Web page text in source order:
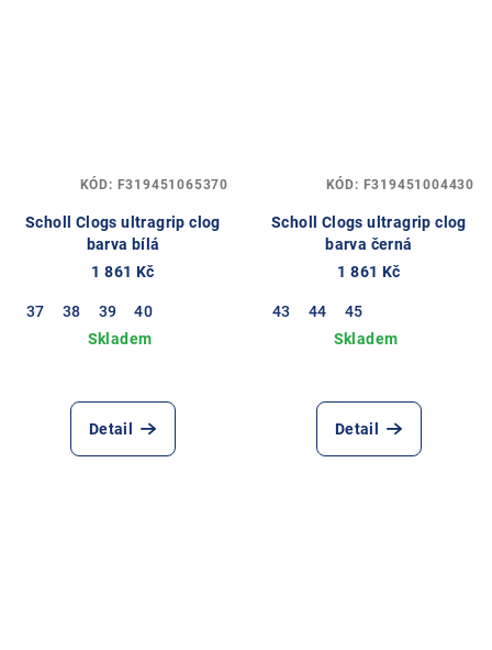
Scholl Clogs ultragrip clog
barva bílá
1 861 Kč
37 38 39 40
Detail
KÓD: F319451065370
Scholl Clogs ultragrip clog
barva černá
1 861 Kč
43 44 45
Detail
KÓD: F319451004430